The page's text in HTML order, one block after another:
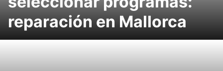
reparación en Mallorca